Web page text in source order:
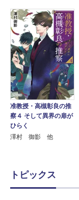
准教授・高槻彰良の推
察４ そして異界の扉が
ひらく
澤村 御影 他
トピックス